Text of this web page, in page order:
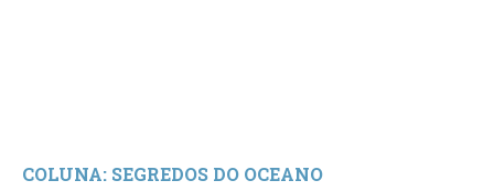
COLUNA: SEGREDOS DO OCEANO